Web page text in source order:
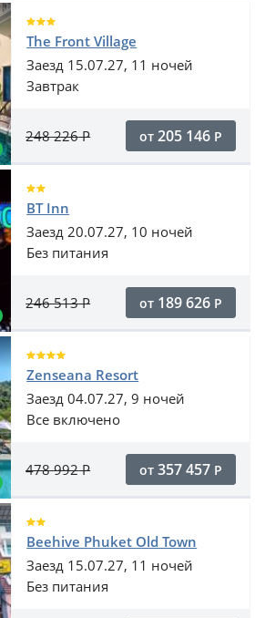
The Front Village
Заезд 15.07.27, 11 ночей
Завтрак
248 226Р от 205 146 Р
BT Inn
Заезд 20.07.27, 10 ночей
Без питания
246 513Р от 189 626 Р
Zenseana Resort
Заезд 04.07.27, 9 ночей
Все включено
478 992Р от 357 457 Р
Beehive Phuket Old Town
Заезд 15.07.27, 11 ночей
Без питания